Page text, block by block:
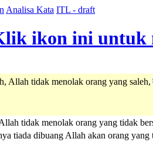
Analisa Kata ITL - draft
Allah tidak menolak orang yang saleh,
tidak menolak orang yang tidak
tiada dibuang Allah akan orang